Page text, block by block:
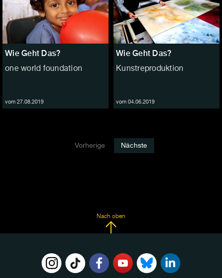
Wie Geht Das?
one world foundation
vom 27.08.2019
Wie Geht Das?
Kunstreproduktion
vom 04.06.2019
Vorherige Nächste
Nach oben